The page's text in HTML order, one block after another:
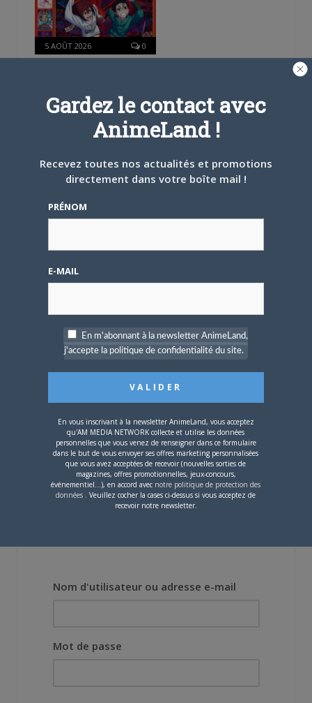
5 AOÛT 2026 0
Une nouvelle série TV
4 JUILLET 2026 0
demandé de suivre au
mieux le manga
originel.»
Vous devezvous connecterpour laisser un
commentaire.
Nom d'utilisateur ou adresse e-mail
Mot de passe
Gardez le contact avec
AnimeLand !
Recevez toutes nos actualités et promotions
directement dans votre boîte mail !
PRÉNOM
E-MAIL
En m'abonnant à la newsletter AnimeLand,
j'accepte la politique de confidentialité du site.
En vous inscrivant à la newsletter AnimeLand, vous acceptez
qu'AM MEDIA NETWORK collecte et utilise les données
personnelles que vous venez de renseigner dans ce formulaire
dans le but de vous envoyer ses offres marketing personnalisées
que vous avez acceptées de recevoir (nouvelles sorties de
magazines, offres promotionnelles, jeux-concours,
événementiel...), en accord avec notre politique de protection des
données . Veuillez cocher la cases ci-dessus si vous acceptez de
recevoir notre newsletter.